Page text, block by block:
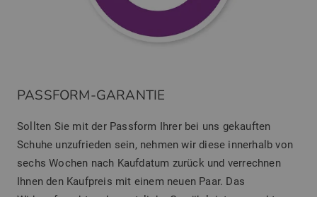
PASSFORM-GARANTIE
Sollten Sie mit der Passform Ihrer bei uns gekauften
Schuhe unzufrieden sein, nehmen wir diese innerhalb von
sechs Wochen nach Kaufdatum zurück und verrechnen
Ihnen den Kaufpreis mit einem neuen Paar. Das